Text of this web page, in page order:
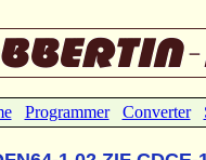
Programmer Converter